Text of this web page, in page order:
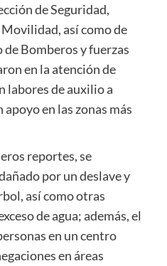
de Seguridad,
así como de
Bomberos y fuerzas
en la atención de
labores de auxilio a
en las zonas más
reportes, se
por un deslave y
así como otras
de agua; además, el
en un centro
en áreas